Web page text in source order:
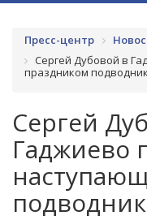
Пресс-центр
Сергей Дубовой в
праздником
Сергей
Гаджиево